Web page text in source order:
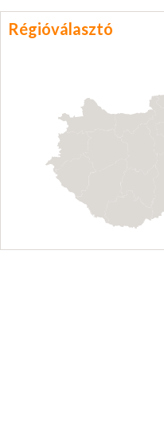
Régióválasztó